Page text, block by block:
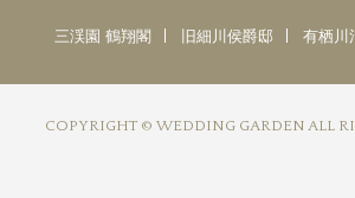
三渓園 鶴翔閣 旧細川侯爵邸 有栖川
COPYRIGHT © WEDDING GARDEN ALL